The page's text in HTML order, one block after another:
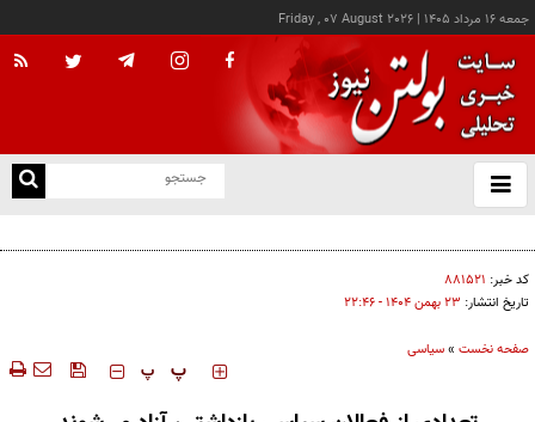
جمعه ۱۶ مرداد ۱۴۰۵ |
Friday , 07 August 2026
باز
و
کد خبر: ۸۸۱۵۲۱
تاریخ انتشار: ۲۳ بهمن ۱۴۰۴ - ۲۲:۴۶
صفحه نخست »سیاسی
‍‍‍ پ پ